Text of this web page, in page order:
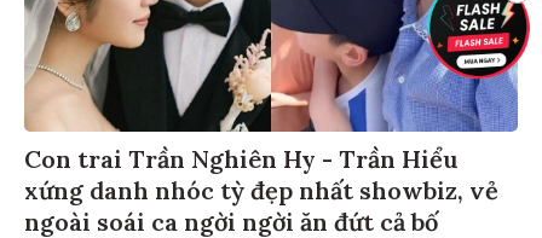
Con trai Trần Nghiên Hy - Trần Hiểu
xứng danh nhóc tỳ đẹp nhất showbiz, vẻ
ngoài soái ca ngời ngời ăn đứt cả bố